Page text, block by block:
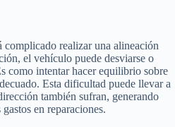
complicado realizar una alineación
el vehículo puede desviarse o
como intentar hacer equilibrio sobre
Esta dificultad puede llevar a
también sufran, generando
en reparaciones.